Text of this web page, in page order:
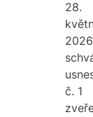
28.
2026
č. 1